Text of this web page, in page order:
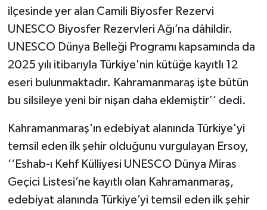
ilçesinde yer alan Camili Biyosfer Rezervi
UNESCO Biyosfer Rezervleri Ağı’na dâhildir.
UNESCO Dünya Belleği Programı kapsamında da
2025 yılı itibarıyla Türkiye'nin kütüğe kayıtlı 12
eseri bulunmaktadır. Kahramanmaraş işte bütün
bu silsileye yeni bir nişan daha eklemiştir’’ dedi.
Kahramanmaraş'ın edebiyat alanında Türkiye'yi
temsil eden ilk şehir olduğunu vurgulayan Ersoy,
‘‘Eshab-ı Kehf Külliyesi UNESCO Dünya Miras
Geçici Listesi’ne kayıtlı olan Kahramanmaraş,
edebiyat alanında Türkiye’yi temsil eden ilk şehir